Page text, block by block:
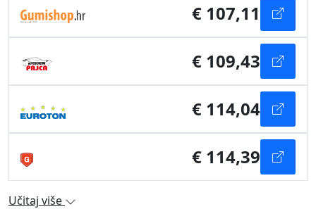
€ 107,11
€ 109,43
€ 114,04
€ 114,39
Učitaj više